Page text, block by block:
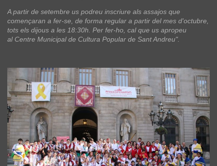
A partir de setembre us podreu inscriure als assajos que
començaran a fer-se, de forma regular a partir del mes d'octubre,
tots els dijous a les 18:30h. Per fer-ho, cal que us apropeu
al Centre Municipal de Cultura Popular de Sant Andreu".